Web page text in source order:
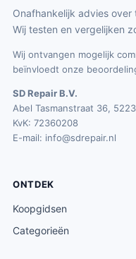
Onafhankelijk advies
Wij testen en vergelijken
Wij ontvangen mogelijk
beïnvloedt onze
SD Repair B.V.
Abel Tasmanstraat 36,
KvK: 72360208
E-mail: info@sdrepair.nl
ONTDEK
Koopgidsen
Categorieën